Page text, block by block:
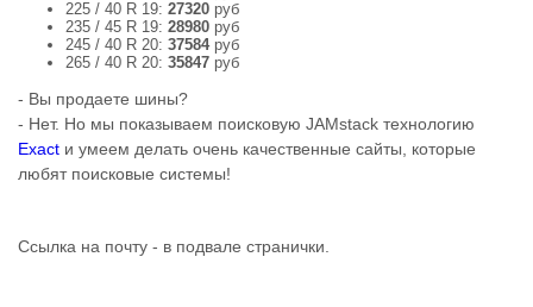
225 / 40 R 19: 27320 руб
235 / 45 R 19: 28980 руб
245 / 40 R 20: 37584руб
265 / 40 R 20: 35847 руб
- Вы продаете шины?
- Нет. Но мы показываем поисковую JAMstack технологию
Exact и умеем делать очень качественные сайты, которые
любят поисковые системы!
Ссылка на почту - в подвале странички.